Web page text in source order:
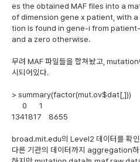
es the obtained MAF files into a
of dimension gene x patient, with a
tion is found in gene-i from patient-
and a zero otherwise.
무려 MAF 파일들을 합쳐놨고, mutation
시되어있다.
> summary(factor(mut.ov$dat[,]))
0 1
1341817 8655
broad.mit.edu의 Level2 데이터를 확
다른 기관의 데이터까지 aggregation하